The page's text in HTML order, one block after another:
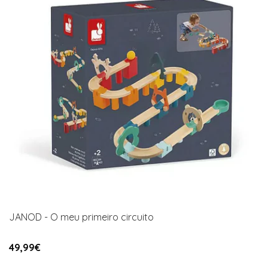
JANOD - O meu primeiro circuito
49,99€